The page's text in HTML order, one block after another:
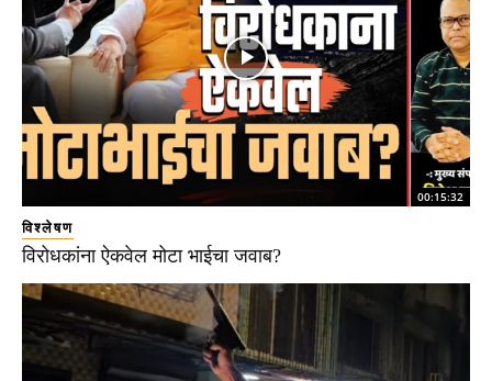
00:15:32
विश्लेषण
विरोधकांना ऐकवेल मोटा भाईचा जवाब?